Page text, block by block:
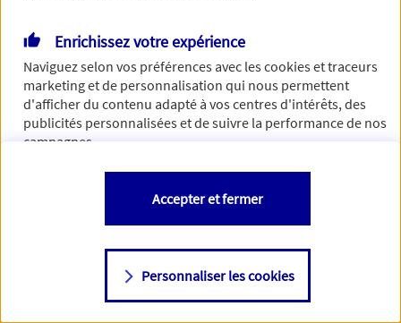
Si besoin, vous pouvez nous joindre via notre page de
contact.
> Nous contacter
Enrichissez votre expérience
Naviguez selon vos préférences avec lescookies et traceurs
marketing et de personnalisation qui nous permettent
d'afficher du contenu adapté à vos centres d'intérêts, des
publicités personnalisées et de suivre la performance de nos
campagnes.
Vous êtes libre de les accepter, de les refuser comme de
changer d'avis à tout moment en allant sur
Consulter notre politique decookies
Personnaliser les cookies
Accepter et fermer